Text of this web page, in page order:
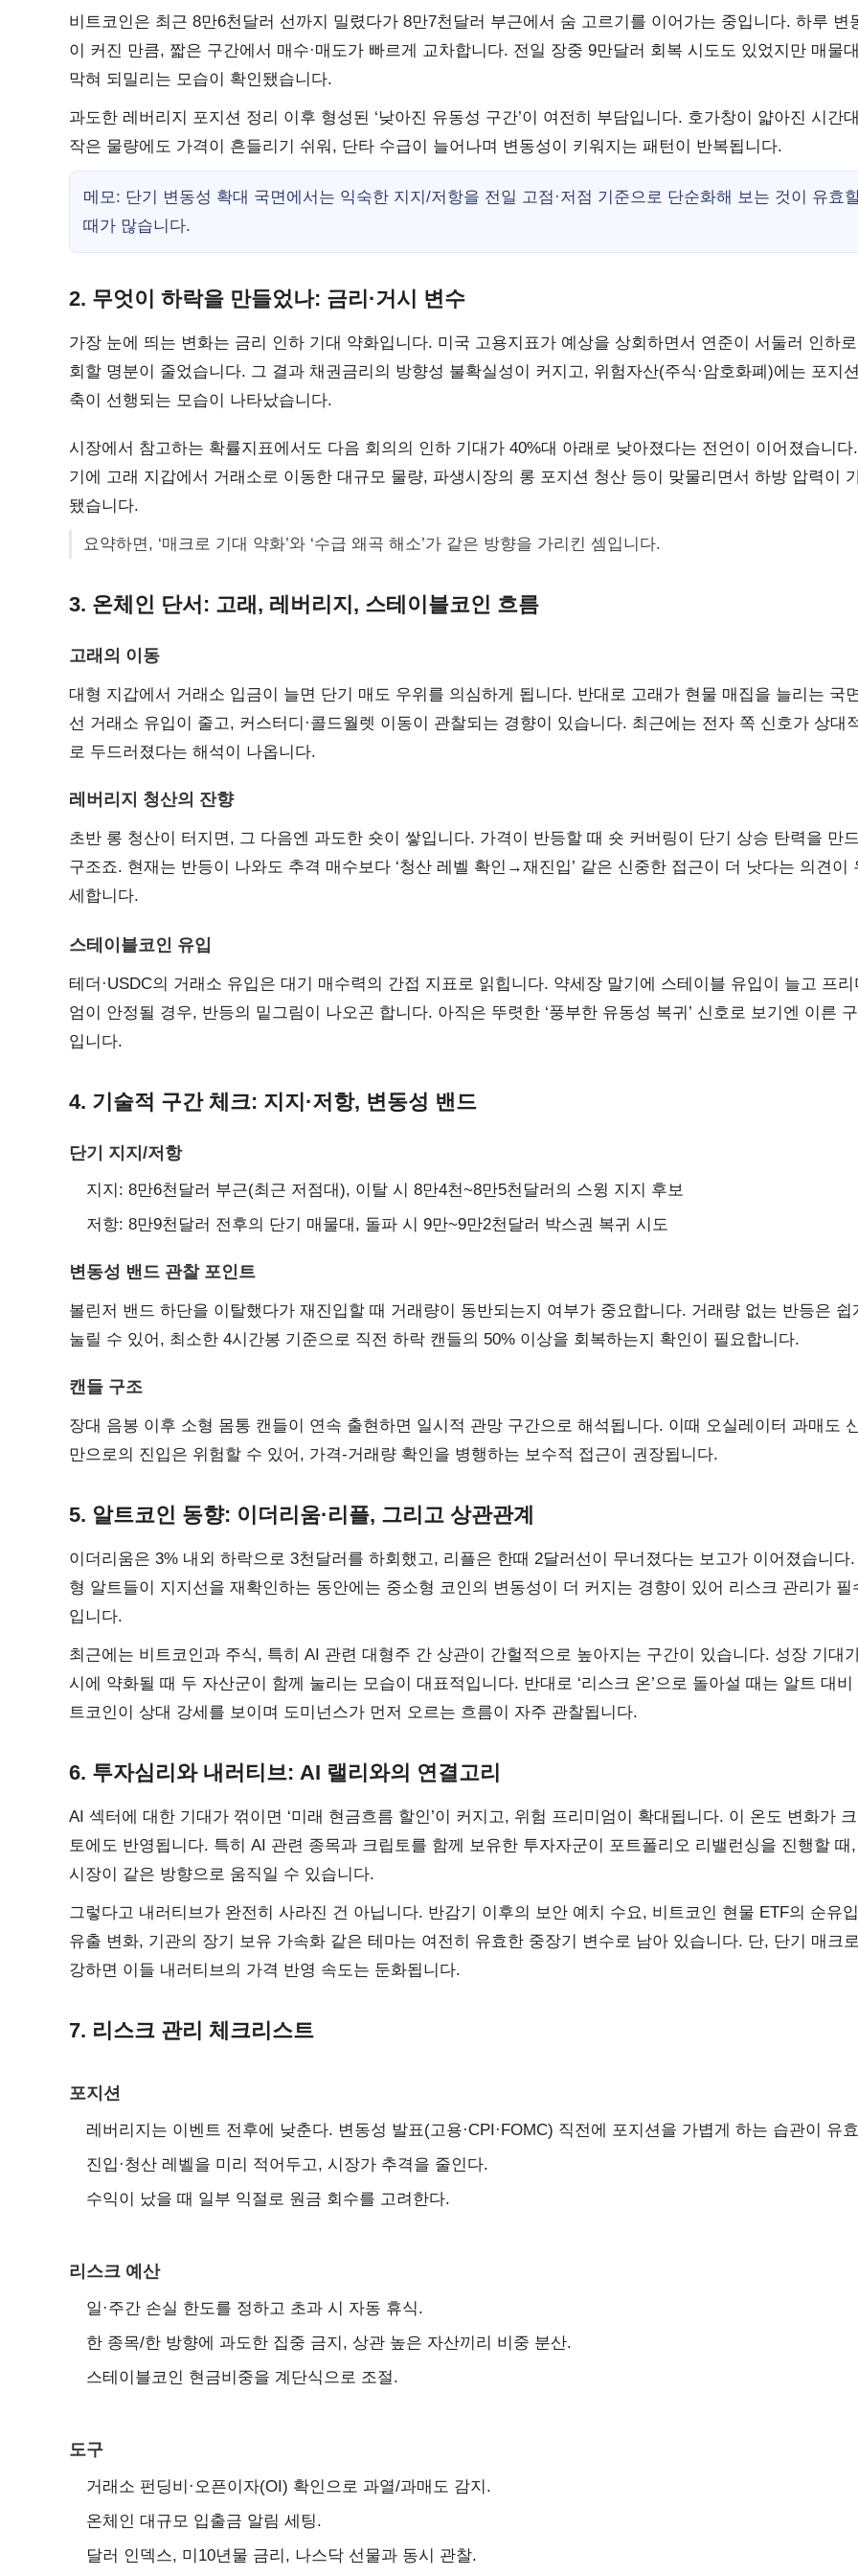
비트코인은 최근 8만6천달러 선까지 밀렸다가 8만7천달러 부근에서 숨 고르기를 이어가는 중입니다. 하루 변
이 커진 만큼, 짧은 구간에서 매수·매도가 빠르게 교차합니다. 전일 장중 9만달러 회복 시도도 있었지만 매물대
막혀 되밀리는 모습이 확인됐습니다.
과도한 레버리지 포지션 정리 이후 형성된 ‘낮아진 유동성 구간’이 여전히 부담입니다. 호가창이 얇아진 시간
작은 물량에도 가격이 흔들리기 쉬워, 단타 수급이 늘어나며 변동성이 키워지는 패턴이 반복됩니다.
메모: 단기 변동성 확대 국면에서는 익숙한 지지/저항을 전일 고점·저점 기준으로 단순화해 보는 것이 유효
때가 많습니다.
2. 무엇이 하락을 만들었나: 금리·거시 변수
가장 눈에 띄는 변화는 금리 인하 기대 약화입니다. 미국 고용지표가 예상을 상회하면서 연준이 서둘러 인하
회할 명분이 줄었습니다. 그 결과 채권금리의 방향성 불확실성이 커지고, 위험자산(주식·암호화폐)에는 포지
축이 선행되는 모습이 나타났습니다.
시장에서 참고하는 확률지표에서도 다음 회의의 인하 기대가 40%대 아래로 낮아졌다는 전언이 이어졌습니다.
기에 고래 지갑에서 거래소로 이동한 대규모 물량, 파생시장의 롱 포지션 청산 등이 맞물리면서 하방 압력이
됐습니다.
요약하면, ‘매크로 기대 약화’와 ‘수급 왜곡 해소’가 같은 방향을 가리킨 셈입니다.
3. 온체인 단서: 고래, 레버리지, 스테이블코인 흐름
고래의 이동
대형 지갑에서 거래소 입금이 늘면 단기 매도 우위를 의심하게 됩니다. 반대로 고래가 현물 매집을 늘리는 국
선 거래소 유입이 줄고, 커스터디·콜드월렛 이동이 관찰되는 경향이 있습니다. 최근에는 전자 쪽 신호가 상대
로 두드러졌다는 해석이 나옵니다.
레버리지 청산의 잔향
초반 롱 청산이 터지면, 그 다음엔 과도한 숏이 쌓입니다. 가격이 반등할 때 숏 커버링이 단기 상승 탄력을 만
구조죠. 현재는 반등이 나와도 추격 매수보다 ‘청산 레벨 확인→재진입’ 같은 신중한 접근이 더 낫다는 의견이
세합니다.
스테이블코인 유입
테더·USDC의 거래소 유입은 대기 매수력의 간접 지표로 읽힙니다. 약세장 말기에 스테이블 유입이 늘고 프리
엄이 안정될 경우, 반등의 밑그림이 나오곤 합니다. 아직은 뚜렷한 ‘풍부한 유동성 복귀’ 신호로 보기엔 이른
입니다.
4. 기술적 구간 체크: 지지·저항, 변동성 밴드
단기 지지/저항
지지: 8만6천달러 부근(최근 저점대), 이탈 시 8만4천~8만5천달러의 스윙 지지 후보
저항: 8만9천달러 전후의 단기 매물대, 돌파 시 9만~9만2천달러 박스권 복귀 시도
변동성 밴드 관찰 포인트
볼린저 밴드 하단을 이탈했다가 재진입할 때 거래량이 동반되는지 여부가 중요합니다. 거래량 없는 반등은 쉽
눌릴 수 있어, 최소한 4시간봉 기준으로 직전 하락 캔들의 50% 이상을 회복하는지 확인이 필요합니다.
캔들 구조
장대 음봉 이후 소형 몸통 캔들이 연속 출현하면 일시적 관망 구간으로 해석됩니다. 이때 오실레이터 과매도
만으로의 진입은 위험할 수 있어, 가격-거래량 확인을 병행하는 보수적 접근이 권장됩니다.
5. 알트코인 동향: 이더리움·리플, 그리고 상관관계
이더리움은 3% 내외 하락으로 3천달러를 하회했고, 리플은 한때 2달러선이 무너졌다는 보고가 이어졌습니다.
형 알트들이 지지선을 재확인하는 동안에는 중소형 코인의 변동성이 더 커지는 경향이 있어 리스크 관리가 필
입니다.
최근에는 비트코인과 주식, 특히 AI 관련 대형주 간 상관이 간헐적으로 높아지는 구간이 있습니다. 성장 기대
시에 약화될 때 두 자산군이 함께 눌리는 모습이 대표적입니다. 반대로 ‘리스크 온’으로 돌아설 때는 알트 대비
트코인이 상대 강세를 보이며 도미넌스가 먼저 오르는 흐름이 자주 관찰됩니다.
6. 투자심리와 내러티브: AI 랠리와의 연결고리
AI 섹터에 대한 기대가 꺾이면 ‘미래 현금흐름 할인’이 커지고, 위험 프리미엄이 확대됩니다. 이 온도 변화가
토에도 반영됩니다. 특히 AI 관련 종목과 크립토를 함께 보유한 투자자군이 포트폴리오 리밸런싱을 진행할 때
시장이 같은 방향으로 움직일 수 있습니다.
그렇다고 내러티브가 완전히 사라진 건 아닙니다. 반감기 이후의 보안 예치 수요, 비트코인 현물 ETF의 순유
유출 변화, 기관의 장기 보유 가속화 같은 테마는 여전히 유효한 중장기 변수로 남아 있습니다. 단, 단기 매크
강하면 이들 내러티브의 가격 반영 속도는 둔화됩니다.
7. 리스크 관리 체크리스트
포지션
레버리지는 이벤트 전후에 낮춘다. 변동성 발표(고용·CPI·FOMC) 직전에 포지션을 가볍게 하는 습관이 유
진입·청산 레벨을 미리 적어두고, 시장가 추격을 줄인다.
수익이 났을 때 일부 익절로 원금 회수를 고려한다.
리스크 예산
일·주간 손실 한도를 정하고 초과 시 자동 휴식.
한 종목/한 방향에 과도한 집중 금지, 상관 높은 자산끼리 비중 분산.
스테이블코인 현금비중을 계단식으로 조절.
도구
거래소 펀딩비·오픈이자(OI) 확인으로 과열/과매도 감지.
온체인 대규모 입출금 알림 세팅.
달러 인덱스, 미10년물 금리, 나스닥 선물과 동시 관찰.